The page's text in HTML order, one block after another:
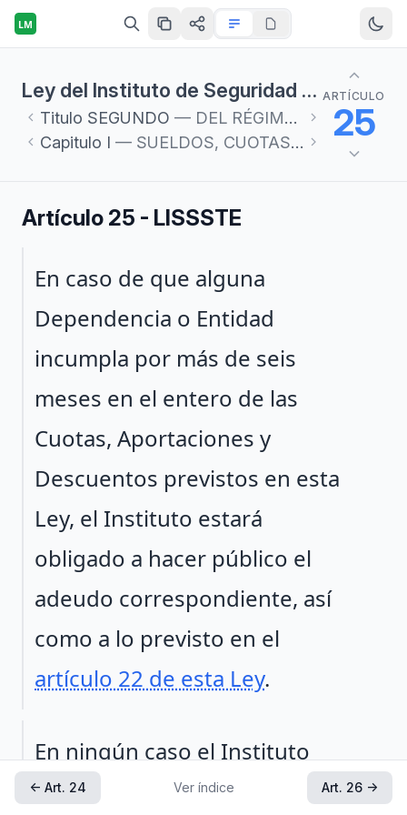
LM
Ley del Instituto de Seguridad y Servicios Sociales de los Trabajadores del Estado
Titulo SEGUNDO — DEL RÉGIMEN OBLIGATORIO
Capitulo I — SUELDOS, CUOTAS Y APORTACIONES
ARTÍCULO
25
Artículo 25 - LISSSTE
Párrafo 1
En caso de que alguna
Dependencia o Entidad
incumpla por más de seis
meses en el entero de las
Cuotas, Aportaciones y
Descuentos previstos en esta
Ley, el Instituto estará
obligado a hacer público el
adeudo correspondiente, así
como a lo previsto en el
artículo 22 de esta Ley.
Párrafo 2
En ningún caso el Instituto
podrá suspender, parcial o
← Art. 24 Ver índice Art. 26 →